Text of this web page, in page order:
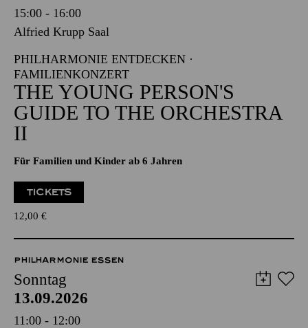
15:00 - 16:00
Alfried Krupp Saal
PHILHARMONIE ENTDECKEN ·
FAMILIENKONZERT
THE YOUNG PERSON'S
GUIDE TO THE ORCHESTRA
II
Für Familien und Kinder ab 6 Jahren
TICKETS
12,00 €
PHILHARMONIE ESSEN
Sonntag
13.09.2026
11:00 - 12:00